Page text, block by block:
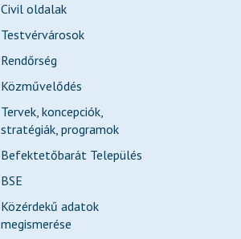
Civil oldalak
Testvérvárosok
Rendőrség
Közművelődés
Tervek, koncepciók,
stratégiák, programok
Befektetőbarát Település
BSE
Közérdekű adatok
megismerése